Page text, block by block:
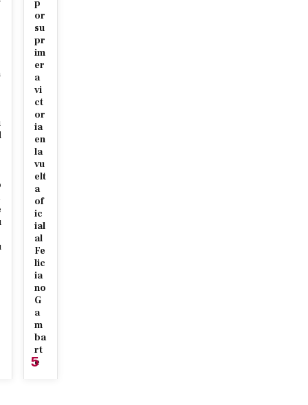
p
or
su
pr
im
er
a
vi
ct
or
ia
en
la
vu
elt
a
of
ic
ial
al
Fe
lic
ia
no
G
a
m
ba
rt
e
5